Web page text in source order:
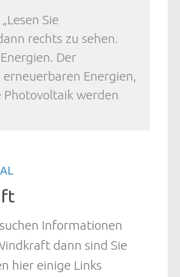
Sie
rechts zu sehen.
Der
Energien,
werden
Informationen
dann sind Sie
hier einige Links